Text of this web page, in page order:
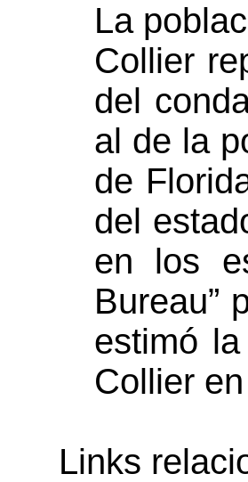
La
Collier
del
al de la
de
del
en los
Bureau”
estimó
Collier
Links